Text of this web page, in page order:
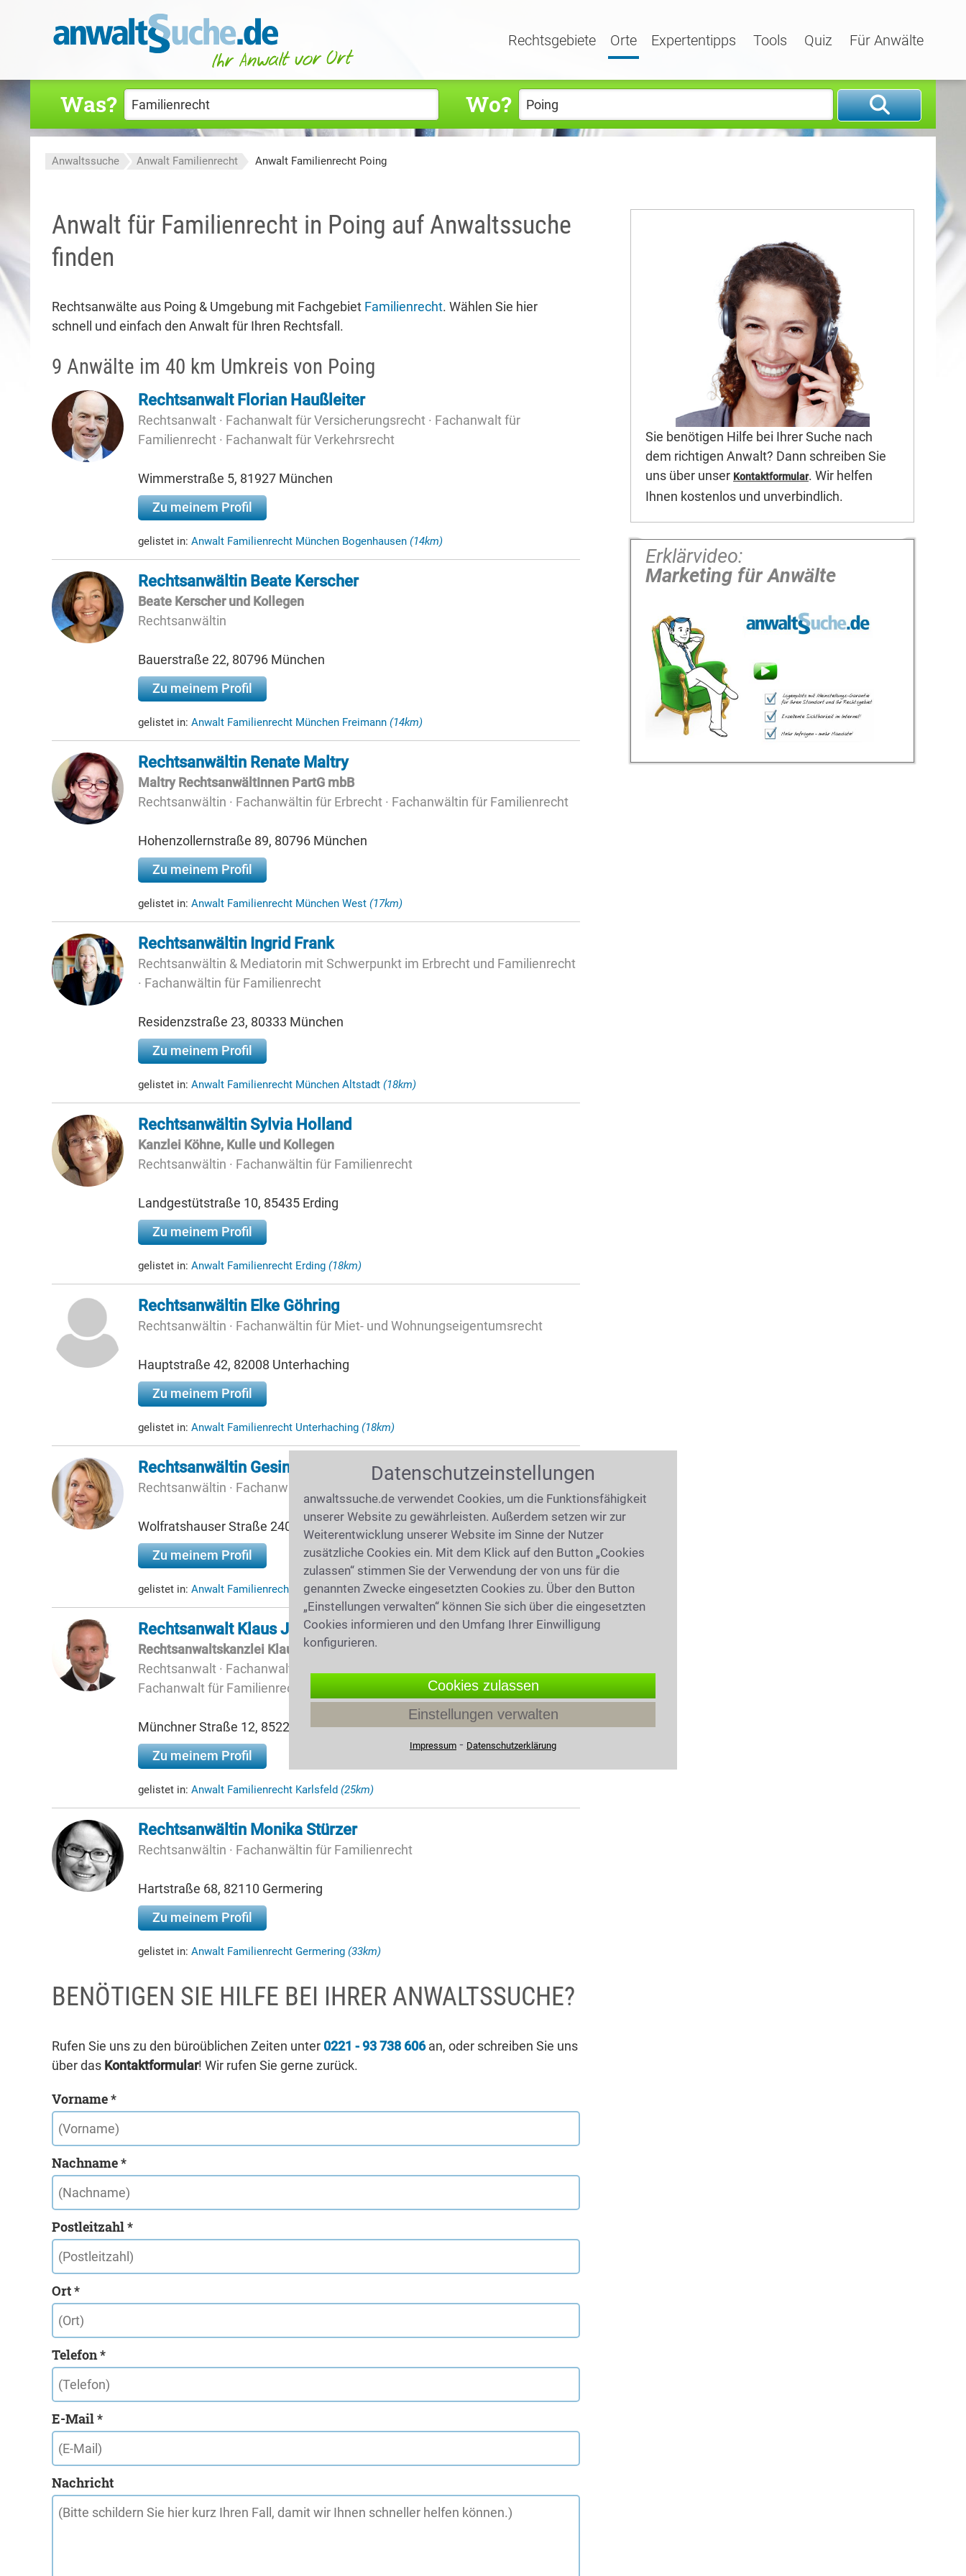
Rechtsgebiete Orte Expertentipps Tools Quiz Für Anwälte
Was? Wo?
Anwaltssuche Anwalt Familienrecht Anwalt Familienrecht Poing
Anwalt für Familienrecht in Poing auf Anwaltssuche
finden
Rechtsanwälte aus Poing & Umgebung mit Fachgebiet Familienrecht. Wählen Sie hier
schnell und einfach den Anwalt für Ihren Rechtsfall.
9 Anwälte im 40 km Umkreis von Poing
Rechtsanwalt Florian Haußleiter
Rechtsanwalt · Fachanwalt für Versicherungsrecht · Fachanwalt für
Familienrecht · Fachanwalt für Verkehrsrecht
Wimmerstraße 5, 81927 München
Zu meinem Profil
gelistet in: Anwalt Familienrecht München Bogenhausen (14km)
Rechtsanwältin Beate Kerscher
Beate Kerscher und Kollegen
Rechtsanwältin
Bauerstraße 22, 80796 München
Zu meinem Profil
gelistet in: Anwalt Familienrecht München Freimann (14km)
Rechtsanwältin Renate Maltry
Maltry RechtsanwältInnen PartG mbB
Rechtsanwältin · Fachanwältin für Erbrecht · Fachanwältin für Familienrecht
Hohenzollernstraße 89, 80796 München
Zu meinem Profil
gelistet in: Anwalt Familienrecht München West (17km)
Rechtsanwältin Ingrid Frank
Rechtsanwältin & Mediatorin mit Schwerpunkt im Erbrecht und Familienrecht
· Fachanwältin für Familienrecht
Residenzstraße 23, 80333 München
Zu meinem Profil
gelistet in: Anwalt Familienrecht München Altstadt (18km)
Rechtsanwältin Sylvia Holland
Kanzlei Köhne, Kulle und Kollegen
Rechtsanwältin · Fachanwältin für Familienrecht
Landgestütstraße 10, 85435 Erding
Zu meinem Profil
gelistet in: Anwalt Familienrecht Erding (18km)
Rechtsanwältin Elke Göhring
Rechtsanwältin · Fachanwältin für Miet- und Wohnungseigentumsrecht
Hauptstraße 42, 82008 Unterhaching
Zu meinem Profil
gelistet in: Anwalt Familienrecht Unterhaching (18km)
Rechtsanwältin Gesine Arning
Rechtsanwältin · Fachanwältin für Familienrecht · Fachanwältin für Erbrecht
Wolfratshauser Straße 240, 81479 München
Zu meinem Profil
gelistet in: Anwalt Familienrecht München Thalkirchen(21km)
Rechtsanwalt Klaus Jakob Schmid
Rechtsanwaltskanzlei Klaus Jakob Schmid
Rechtsanwalt · Fachanwalt für Arbeitsrecht · Fachanwalt für Erbrecht ·
Fachanwalt für Familienrecht
Münchner Straße 12, 85221 Dachau
Zu meinem Profil
gelistet in: Anwalt Familienrecht Karlsfeld (25km)
Rechtsanwältin Monika Stürzer
Rechtsanwältin · Fachanwältin für Familienrecht
Hartstraße 68, 82110 Germering
Zu meinem Profil
gelistet in: Anwalt Familienrecht Germering (33km)
BENÖTIGEN SIE HILFE BEI IHRER ANWALTSSUCHE?
Rufen Sie uns zu den büroüblichen Zeiten unter 0221 - 93 738 606an, oder schreiben Sie uns
über das Kontaktformular! Wir rufen Sie gerne zurück.
Vorname *
Nachname *
Postleitzahl *
Ort *
Telefon *
E-Mail *
Nachricht
Sie benötigen Hilfe bei Ihrer Suche nach
dem richtigen Anwalt? Dann schreiben Sie
uns über unser Kontaktformular. Wir helfen
Ihnen kostenlos und unverbindlich.
Erklärvideo:
Marketing für Anwälte
Datenschutzeinstellungen
anwaltssuche.de verwendet Cookies, um die Funktionsfähigkeit
unserer Website zu gewährleisten. Außerdem setzen wir zur
Weiterentwicklung unserer Website im Sinne der Nutzer
zusätzliche Cookies ein. Mit dem Klick auf den Button „Cookies
zulassen“ stimmen Sie der Verwendung der von uns für die
genannten Zwecke eingesetzten Cookies zu. Über den Button
„Einstellungen verwalten“ können Sie sich über die eingesetzten
Cookies informieren und den Umfang Ihrer Einwilligung
konfigurieren.
Cookies zulassen
Einstellungen verwalten
Impressum ⁃ Datenschutzerklärung